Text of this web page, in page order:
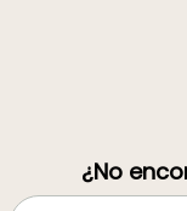
¿No